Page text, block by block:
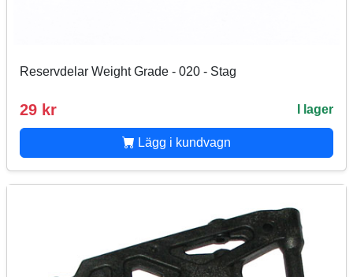
Reservdelar Weight Grade - 020 - Stag
29 kr I lager
Lägg i kundvagn